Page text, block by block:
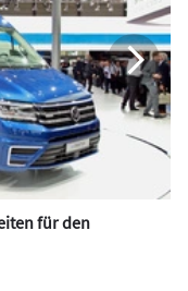
für den